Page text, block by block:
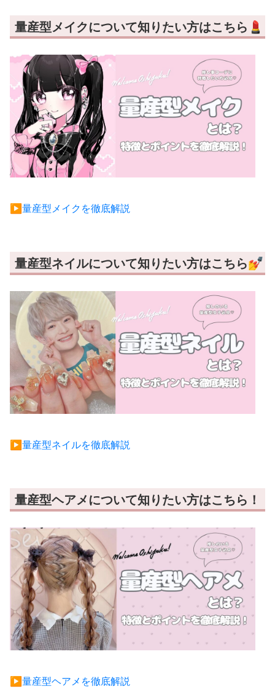
量産型メイクについて知りたい方はこちら💄
▶︎量産型メイクを徹底解説
量産型ネイルについて知りたい方はこちら💅
▶︎量産型ネイルを徹底解説
量産型ヘアメについて知りたい方はこちら！
▶︎量産型ヘアメを徹底解説